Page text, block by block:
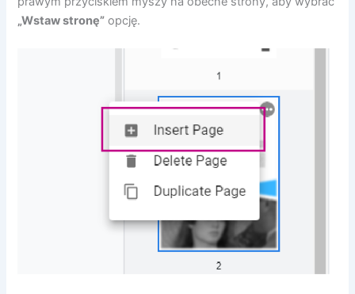
„Wstaw stronę” opcję.